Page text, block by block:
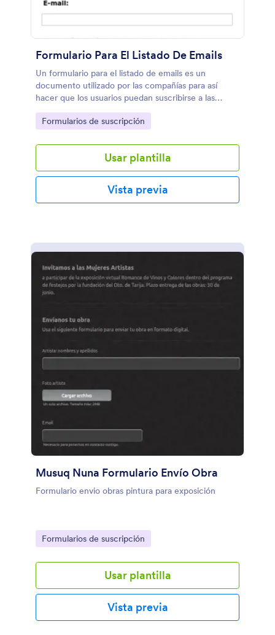
Formulario Para El Listado De Emails
Un formulario para el listado de emails es un
documento utilizado por las compañías para así
hacer que los usuarios puedan suscribirse a las
actualizaciones mensuales. De esta manera, las
compañías, podrán recopilar la información básica
para que haya una mejor selección de los ítems.
¿Necesitáis una manera para incrementar los
usuarios que se unen a la lista de emails?
Simplemente, personalizad y poned este formulario
en vuestra página web de manera gratuita y así
Go to Category:
Formularios de suscripción
Usar plantilla
Vista previa
Musuq Nuna Formulario Envío Obra
Formulario envio obras pintura para exposición
Go to Category:
Formularios de suscripción
Usar plantilla
Vista previa